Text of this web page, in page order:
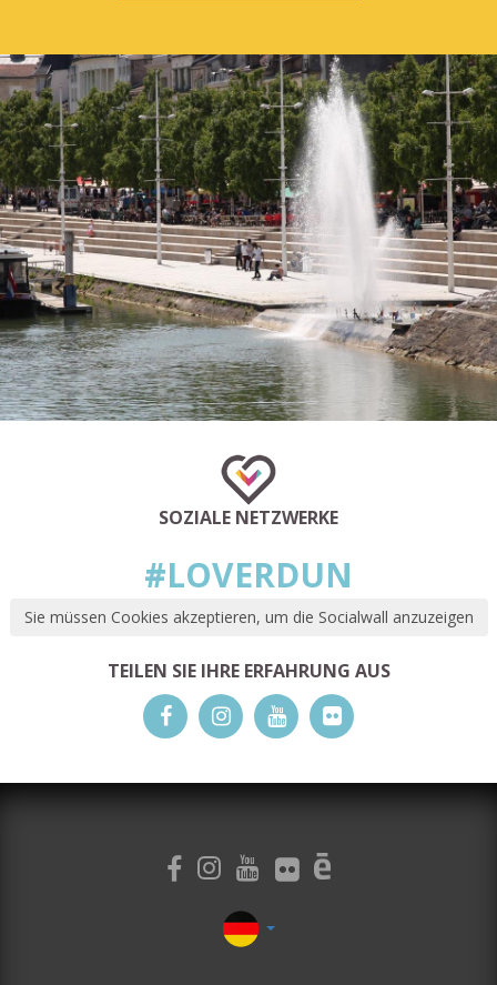
SOZIALE NETZWERKE
#LOVERDUN
Sie müssen Cookies akzeptieren, um die Socialwall anzuzeigen
TEILEN SIE IHRE ERFAHRUNG AUS